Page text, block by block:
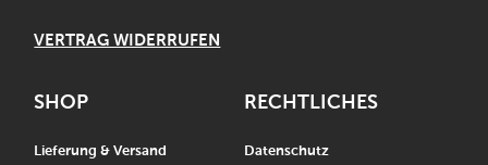
VERTRAG WIDERRUFEN
SHOP
Lieferung & Versand
RECHTLICHES
Datenschutz